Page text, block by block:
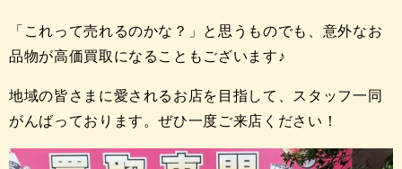
「これって売れるのかな？」と思うものでも、意外なお
品物が高価買取になることもございます♪
地域の皆さまに愛されるお店を目指して、スタッフ一同
がんばっております。ぜひ一度ご来店ください！